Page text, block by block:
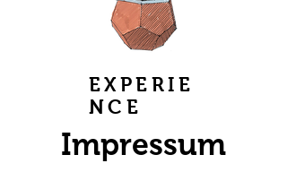
EXPERIE
NCE
Impressum